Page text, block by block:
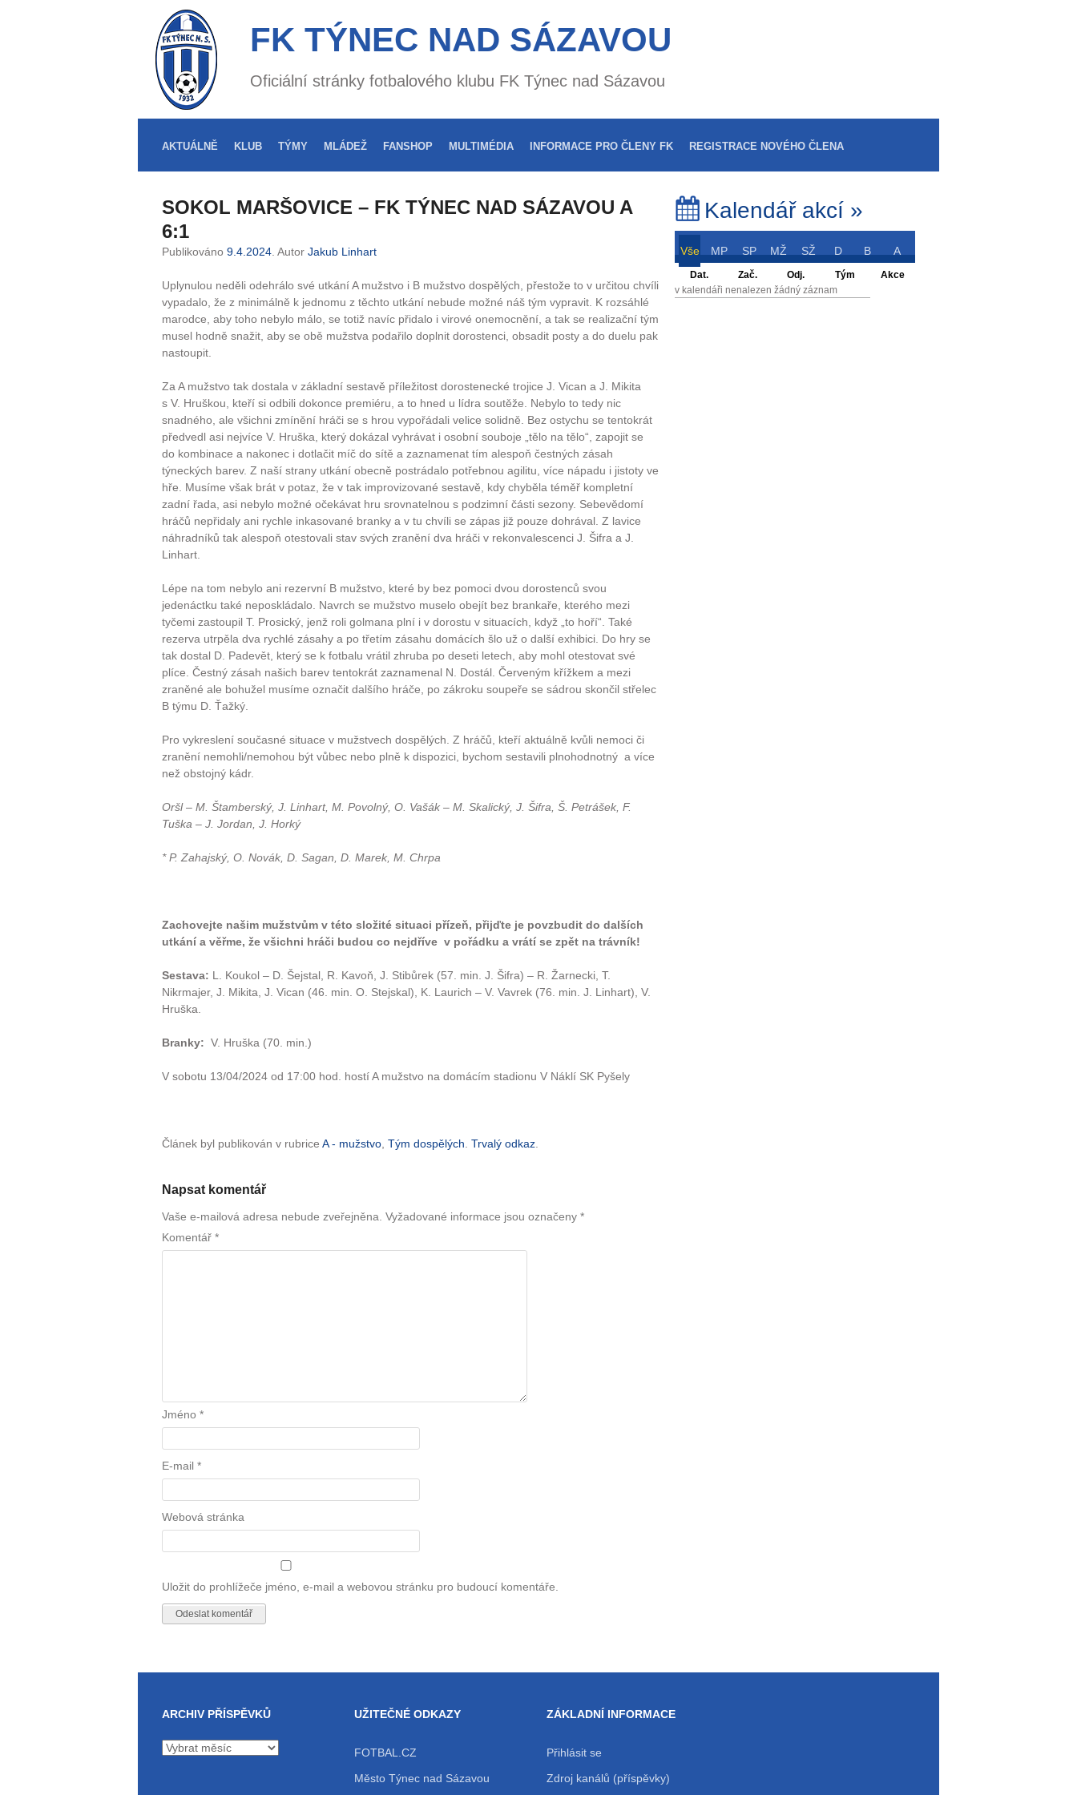
FK TÝNEC NAD SÁZAVOU
Oficiální stránky fotbalového klubu FK Týnec nad Sázavou
AKTUÁLNĚ KLUB TÝMY MLÁDEŽ FANSHOP MULTIMÉDIA INFORMACE PRO ČLENY FK REGISTRACE NOVÉHO ČLENA
SOKOL MARŠOVICE – FK TÝNEC NAD SÁZAVOU A
6:1
Publikováno 9.4.2024 . Autor Jakub Linhart
Uplynulou neděli odehrálo své utkání A mužstvo i B mužstvo dospělých, přestože to v určitou chvíli
vypadalo, že z minimálně k jednomu z těchto utkání nebude možné náš tým vypravit. K rozsáhlé
marodce, aby toho nebylo málo, se totiž navíc přidalo i virové onemocnění, a tak se realizační tým
musel hodně snažit, aby se obě mužstva podařilo doplnit dorostenci, obsadit posty a do duelu pak
nastoupit.
Za A mužstvo tak dostala v základní sestavě příležitost dorostenecké trojice J. Vican a J. Mikita
s V. Hruškou, kteří si odbili dokonce premiéru, a to hned u lídra soutěže. Nebylo to tedy nic
snadného, ale všichni zmínění hráči se s hrou vypořádali velice solidně. Bez ostychu se tentokrát
předvedl asi nejvíce V. Hruška, který dokázal vyhrávat i osobní souboje „tělo na tělo“, zapojit se
do kombinace a nakonec i dotlačit míč do sítě a zaznamenat tím alespoň čestných zásah
týneckých barev. Z naší strany utkání obecně postrádalo potřebnou agilitu, více nápadu i jistoty ve
hře. Musíme však brát v potaz, že v tak improvizované sestavě, kdy chyběla téměř kompletní
zadní řada, asi nebylo možné očekávat hru srovnatelnou s podzimní části sezony. Sebevědomí
hráčů nepřidaly ani rychle inkasované branky a v tu chvíli se zápas již pouze dohrával. Z lavice
náhradníků tak alespoň otestovali stav svých zranění dva hráči v rekonvalescenci J. Šifra a J.
Linhart.
Lépe na tom nebylo ani rezervní B mužstvo, které by bez pomoci dvou dorostenců svou
jedenáctku také neposkládalo. Navrch se mužstvo muselo obejít bez brankaře, kterého mezi
tyčemi zastoupil T. Prosický, jenž roli golmana plní i v dorostu v situacích, když „to hoří“. Také
rezerva utrpěla dva rychlé zásahy a po třetím zásahu domácích šlo už o další exhibici. Do hry se
tak dostal D. Padevět, který se k fotbalu vrátil zhruba po deseti letech, aby mohl otestovat své
plíce. Čestný zásah našich barev tentokrát zaznamenal N. Dostál. Červeným křížkem a mezi
zraněné ale bohužel musíme označit dalšího hráče, po zákroku soupeře se sádrou skončil střelec
B týmu D. Ťažký.
Pro vykreslení současné situace v mužstvech dospělých. Z hráčů, kteří aktuálně kvůli nemoci či
zranění nemohli/nemohou být vůbec nebo plně k dispozici, bychom sestavili plnohodnotný a více
než obstojný kádr.
Oršl – M. Štamberský, J. Linhart, M. Povolný, O. Vašák – M. Skalický, J. Šifra, Š. Petrášek, F.
Tuška – J. Jordan, J. Horký
* P. Zahajský, O. Novák, D. Sagan, D. Marek, M. Chrpa
Zachovejte našim mužstvům v této složité situaci přízeň, přijďte je povzbudit do dalších
utkání a věřme, že všichni hráči budou co nejdříve v pořádku a vrátí se zpět na trávník!
Sestava: L. Koukol – D. Šejstal, R. Kavoň, J. Stibůrek (57. min. J. Šifra) – R. Žarnecki, T.
Nikrmajer, J. Mikita, J. Vican (46. min. O. Stejskal), K. Laurich – V. Vavrek (76. min. J. Linhart), V.
Hruška.
Branky: V. Hruška (70. min.)
V sobotu 13/04/2024 od 17:00 hod. hostí A mužstvo na domácím stadionu V Náklí SK Pyšely
Článek byl publikován v rubrice A - mužstvo Tým dospělých Trvalý odkaz
Napsat komentář
Vaše e-mailová adresa nebude zveřejněna. Vyžadované informace jsou označeny *
Komentář *
Jméno *
E-mail *
Webová stránka
Uložit do prohlížeče jméno, e-mail a webovou stránku pro budoucí komentáře.
Kalendář akcí »
Vše MP SP MŽ SŽ D B A
Dat. Zač. Odj. Tým
Akce
v kalendáři nenalezen žádný záznam
ARCHIV PŘÍSPĚVKŮ
Archiv
UŽITEČNÉ ODKAZY
FOTBAL.CZ
Město Týnec nad Sázavou
ZÁKLADNÍ INFORMACE
Přihlásit se
Zdroj kanálů (příspěvky)